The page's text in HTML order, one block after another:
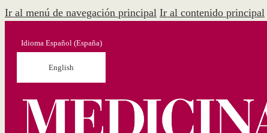
Ir al menú de navegación principal Ir al contenido principal
Idioma Español (España)
English